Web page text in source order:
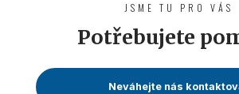
JSME TU PRO VÁS
Potřebujete
Neváhejte nás